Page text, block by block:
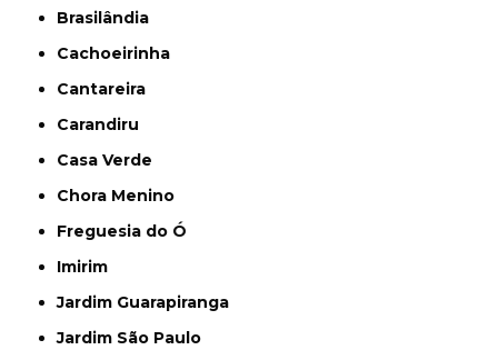
Brasilândia
Cachoeirinha
Cantareira
Carandiru
Casa Verde
Chora Menino
Freguesia do Ó
Imirim
Jardim Guarapiranga
Jardim São Paulo